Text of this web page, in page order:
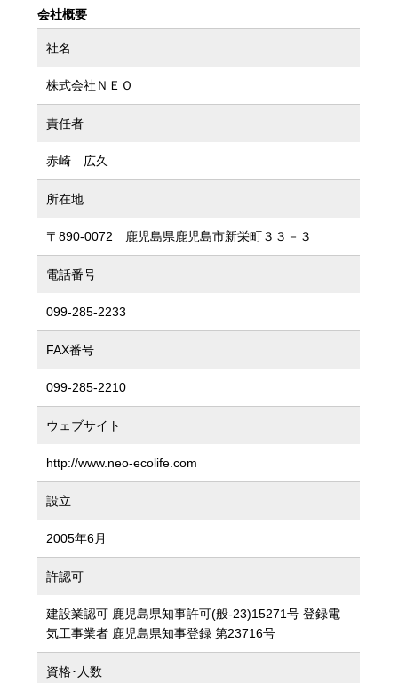
会社概要
社名
株式会社ＮＥＯ
責任者
赤崎 広久
所在地
〒890-0072 鹿児島県鹿児島市新栄町３３－３
電話番号
099-285-2233
FAX番号
099-285-2210
ウェブサイト
http://www.neo-ecolife.com
設立
2005年6月
許認可
建設業認可 鹿児島県知事許可(般-23)15271号 登録電
気工事業者 鹿児島県知事登録 第23716号
資格･人数